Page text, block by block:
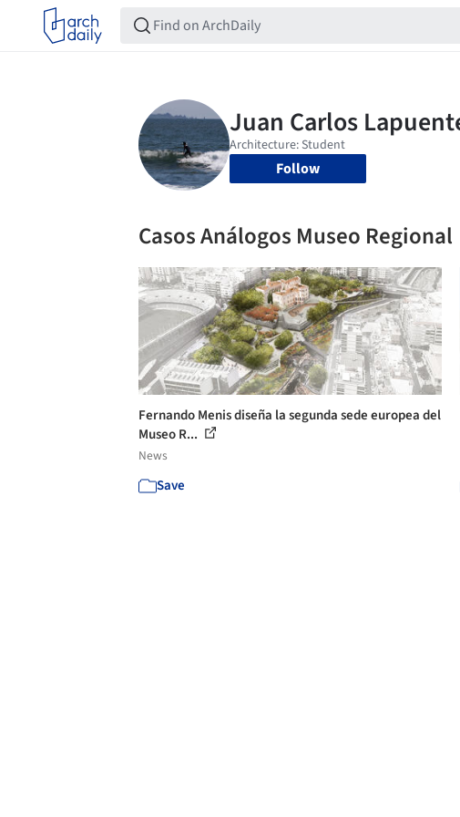
Follow
Casos Análogos Museo Regional
Fernando Menis diseña la segunda sede europea del
Museo R...
News
Save